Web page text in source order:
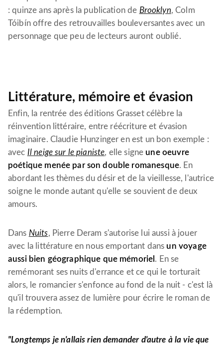
: quinze ans après la publication de Brooklyn, Colm
Tóibín offre des retrouvailles bouleversantes avec un
personnage que peu de lecteurs auront oublié.
Littérature, mémoire et évasion
Enfin, la rentrée des éditions Grasset célèbre la
réinvention littéraire, entre réécriture et évasion
imaginaire. Claudie Hunzinger en est un bon exemple :
avec Il neige sur le pianiste, elle signe une oeuvre
poétique menée par son double romanesque. En
abordant les thèmes du désir et de la vieillesse, l'autrice
soigne le monde autant qu'elle se souvient de deux
amours.
Dans Nuits, Pierre Deram s'autorise lui aussi à jouer
avec la littérature en nous emportant dans un voyage
aussi bien géographique que mémoriel . En se
remémorant ses nuits d'errance et ce qui le torturait
alors, le romancier s'enfonce au fond de la nuit - c'est là
qu'il trouvera assez de lumière pour écrire le roman de
la rédemption.
"Longtemps je n'allais rien demander d'autre à la vie que